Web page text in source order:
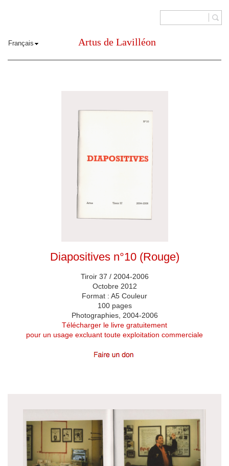
Artus de Lavilléon
Diapositives n°10 (Rouge)
Tiroir 37 / 2004-2006
Octobre 2012
Format : A5 Couleur
100 pages
Photographies, 2004-2006
Télécharger le livre gratuitement
pour un usage excluant toute exploitation commerciale